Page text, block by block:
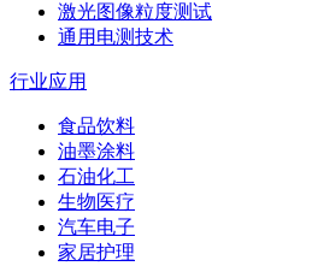
激光图像粒度测试
通用电测技术
行业应用
食品饮料
油墨涂料
石油化工
生物医疗
汽车电子
家居护理